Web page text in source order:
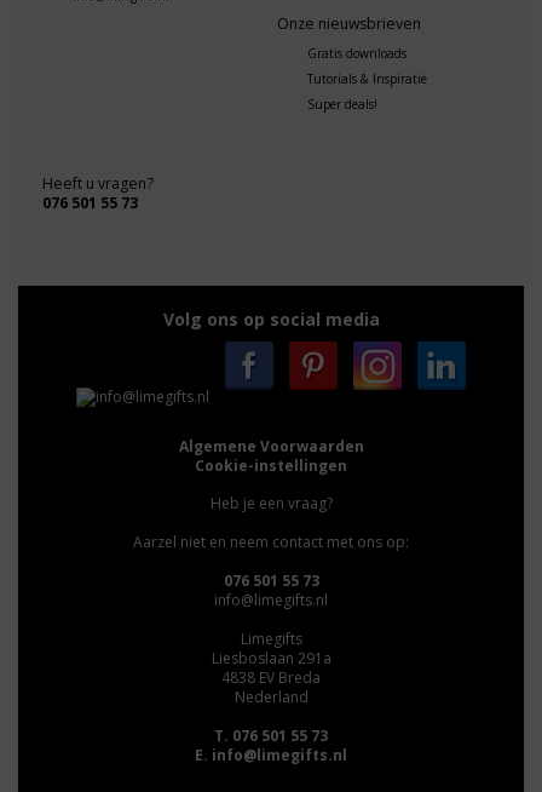
Onze nieuwsbrieven
Gratis downloads
Tutorials & Inspiratie
Super deals!
Heeft u vragen?
076 501 55 73
Volg ons op social media
Algemene Voorwaarden
Cookie-instellingen
Heb je een vraag?
Aarzel niet en neem contact met ons op:
076 501 55 73
info@limegifts.nl
Limegifts
Liesboslaan 291a
4838 EV Breda
Nederland
T. 076 501 55 73
E. info@limegifts.nl